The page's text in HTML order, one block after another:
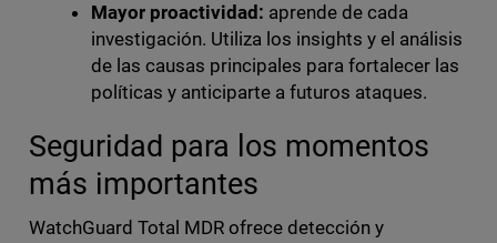
Mayor proactividad: aprende de cada
investigación. Utiliza los insights y el análisis
de las causas principales para fortalecer las
políticas y anticiparte a futuros ataques.
Seguridad para los momentos
más importantes
WatchGuard Total MDR ofrece detección y